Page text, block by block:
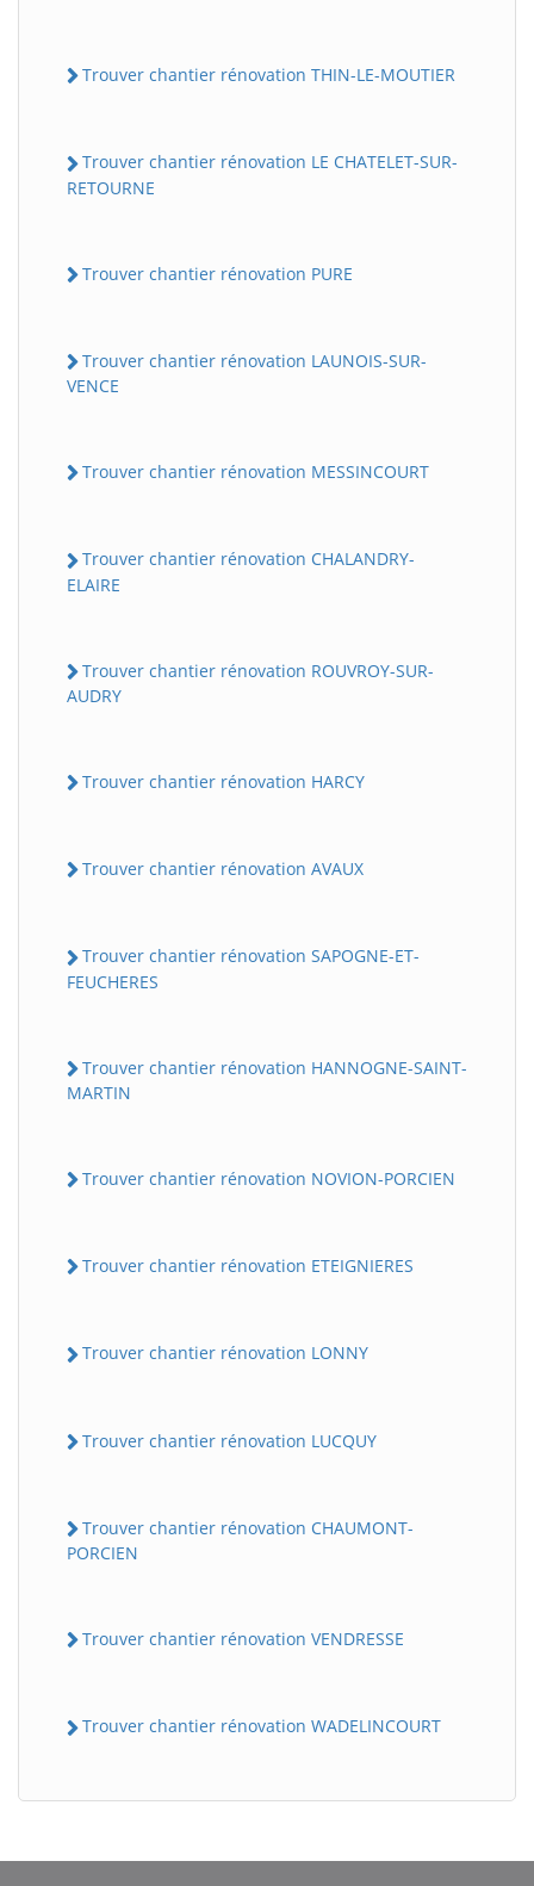
Trouver chantier rénovation THIN-LE-MOUTIER
Trouver chantier rénovation LE CHATELET-SUR-
RETOURNE
Trouver chantier rénovation PURE
Trouver chantier rénovation LAUNOIS-SUR-
VENCE
Trouver chantier rénovation MESSINCOURT
Trouver chantier rénovation CHALANDRY-
ELAIRE
Trouver chantier rénovation ROUVROY-SUR-
AUDRY
Trouver chantier rénovation HARCY
Trouver chantier rénovation AVAUX
Trouver chantier rénovation SAPOGNE-ET-
FEUCHERES
Trouver chantier rénovation HANNOGNE-SAINT-
MARTIN
Trouver chantier rénovation NOVION-PORCIEN
Trouver chantier rénovation ETEIGNIERES
Trouver chantier rénovation LONNY
Trouver chantier rénovation LUCQUY
Trouver chantier rénovation CHAUMONT-
PORCIEN
Trouver chantier rénovation VENDRESSE
Trouver chantier rénovation WADELINCOURT
BatiWebPro